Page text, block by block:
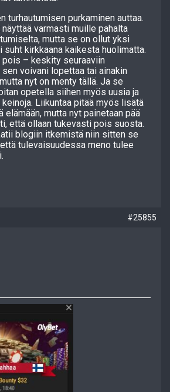
turhautumisen purkaminen auttaa.
varmasti muille pahalta
mutta se on ollut yksi
suht kirkkaana kaikesta huolimatta.
pois – keskity seuraaviin
voivani lopettaa tai ainakin
nyt on menty tällä. Ja se
opetella siihen myös uusia ja
Liikuntaa pitää myös lisätä
elämään, mutta nyt painetaan pää
että ollaan tukevasti pois suosta.
blogiin itkemistä niin sitten se
tulevaisuudessa meno tulee
#25855